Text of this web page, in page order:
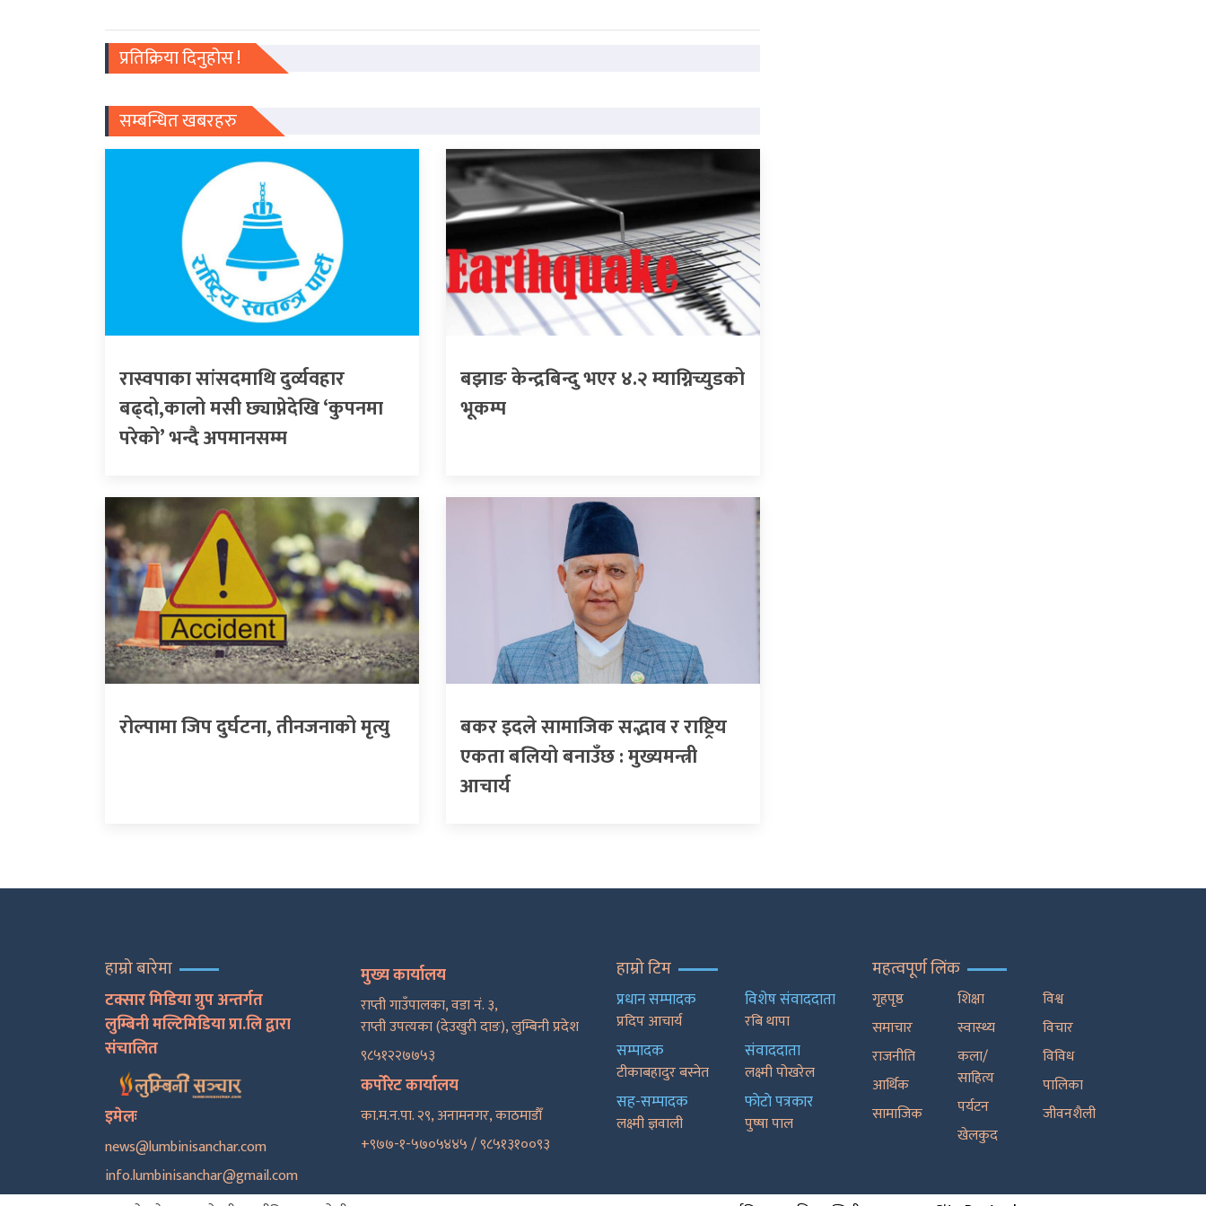
प्रतिक्रिया दिनुहोस !
सम्बन्धित खबरहरु
रास्वपाका सांसदमाथि दुर्व्यवहार
बढ्दो,कालो मसी छ्याप्नेदेखि ‘कुपनमा
परेको’ भन्दै अपमानसम्म
बझाङ केन्द्रबिन्दु भएर ४.२ म्याग्निच्युडको
भूकम्प
रोल्पामा जिप दुर्घटना, तीनजनाको मृत्यु
बकर इदले सामाजिक सद्भाव र राष्ट्रिय
एकता बलियो बनाउँछ : मुख्यमन्त्री
आचार्य
हाम्रो बारेमा
टक्सार मिडिया ग्रुप अन्तर्गत
लुम्बिनी मल्टिमिडिया प्रा.लि द्वारा
संचालित
इमेलः
news@lumbinisanchar.com
info.lumbinisanchar@gmail.com
मुख्य कार्यालय
राप्ती गाउँपालका, वडा नं. ३,
राप्ती उपत्यका (देउखुरी दाङ), लुम्बिनी प्रदेश
९८५१२२७७५३
कर्पोरेट कार्यालय
का.म.न.पा. २९, अनामनगर, काठमाडाैँ
+९७७-१-५७०५४४५ / ९८५१३१००९३
हाम्रो टिम
प्रधान सम्पादक
प्रदिप आचार्य
सम्पादक
टीकाबहादुर बस्नेत
सह-सम्पादक
लक्ष्मी ज्ञवाली
विशेष संवाददाता
रबि थापा
संवाददाता
लक्ष्मी पोखरेल
फाेटाे पत्रकार
पुष्षा पाल
महत्वपूर्ण लिंक
गृहपृष्ठ
समाचार
राजनीति
आर्थिक
सामाजिक
शिक्षा
स्वास्थ्य
कला/
साहित्य
पर्यटन
खेलकुद
विश्व
विचार
विविध
पालिका
जीवनशैली